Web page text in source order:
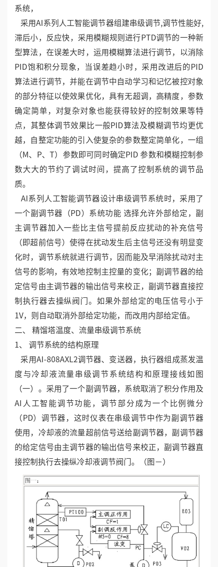
系统，
采用AI系列人工智能调节器组建串级调节,调节性能好,
滞后小，反应快，采用模糊规则进行PTD调节的一种新
型算法，在误差大时，运用模糊算法进行调节，以消除
PID饱和积分现象，当误差趋小时，采用改进后的PID
算法进行调节，并能在调节中自动学习和记忆被控对象
的部分特征以使效果优化，具有无超调，高精度，参数
确定简单，对复杂对象也能获得较好的控制效果等特
点，其整体调节效果比一般PID算法及模糊调节均更优
越，自整定功能的引入使复杂的参数整定简单化，一组
（M、P、T）参数即可同时确定PID 参数和模糊控制参
数大大的节约了调试时间，提高了控制系统的调节品
质。
AI系列人工智能调节器设计串级调节系统时，采用了
一个副调节器（PD）系统功能 选择允许外部给定，副
主调节器加入一些比主信号提前反应扰动的补充信号
（即超前信号）使得在扰动发生后主信号还没有明显变
化时，调节系统就进行调节，因而能及早消除扰动对主
信号的影响，有效地控制主控量的变化；副调节器的给
定信号由主调节器的输出信号来校正，副调节器直接控
制执行器去操纵阀门。如果外部给定的电压信号小于
1V，则自动取消外部给定功能，而改用内部给定值。
二、 精馏塔温度、流量串级调节系统
1、 调节系统的结构原理
采用AI-808AXL2调节器、变送器，执行器组成蒸发温
度与冷却液流量串级调节系统结构和原理接线如图
（一）。采用了一个副调节器，系统取消了积分作用及
AI人工智能调节功能，调节部分成为一个比例微分
（PD）调节器，这时仪表在串级调节中作为副调节器
使用，冷却液的流量超前信号送给副调节器，副调节器
的给定信号由主调节器的输出信号来校正，副调节器直
接控制执行去操纵冷却液调节阀门。（图－）